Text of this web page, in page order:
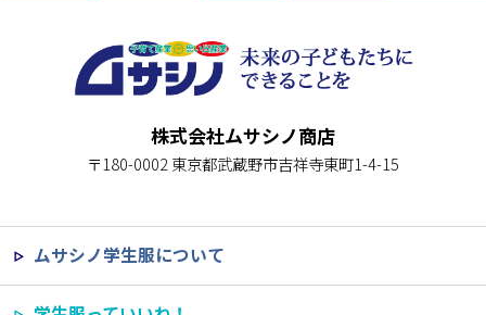
株式会社ムサシノ商店
〒180-0002 東京都武蔵野市吉祥寺東町1-4-15
ムサシノ学生服について